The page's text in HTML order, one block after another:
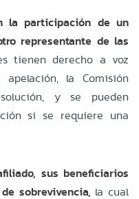
la participación de un
representante de las
tienen derecho a voz
la Comisión
y se pueden
si se requiere una
sus beneficiarios
sobrevivencia, la cual